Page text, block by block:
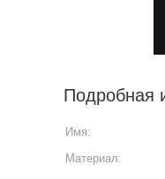
Подробная
Имя:
Материал: